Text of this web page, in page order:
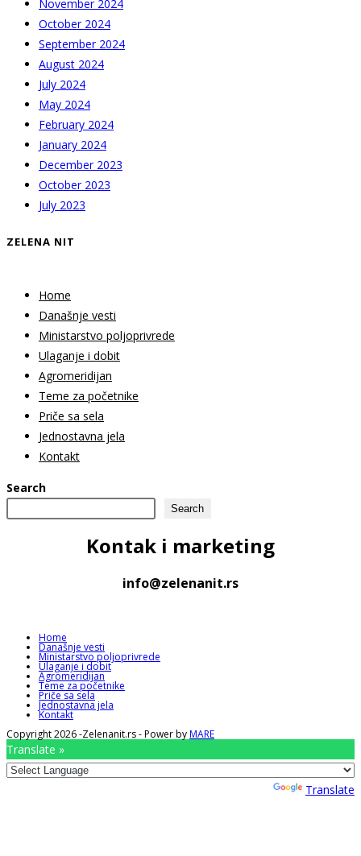
November 2024
October 2024
September 2024
August 2024
July 2024
May 2024
February 2024
January 2024
December 2023
October 2023
July 2023
ZELENA NIT
Home
Današnje vesti
Ministarstvo poljoprivrede
Ulaganje i dobit
Agromeridijan
Teme za početnike
Priče sa sela
Jednostavna jela
Kontakt
Search
Search
Kontak i marketing
info@zelenanit.rs
Home
Današnje vesti
Ministarstvo poljoprivrede
Ulaganje i dobit
Agromeridijan
Teme za početnike
Priče sa sela
Jednostavna jela
Kontakt
Copyright 2026 -Zelenanit.rs - Power byMARE
Translate »
Translate